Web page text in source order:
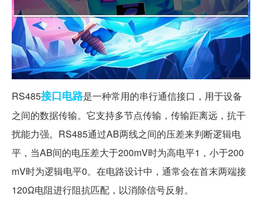
RS485接口电路是一种常用的串行通信接口，用于设备
之间的数据传输。它支持多节点传输，传输距离远，抗干
扰能力强。RS485通过AB两线之间的压差来判断逻辑电
平，当AB间的电压差大于200mV时为高电平1，小于200
mV时为逻辑电平0。在电路设计中，通常会在首末两端接
120Ω电阻进行阻抗匹配，以消除信号反射。